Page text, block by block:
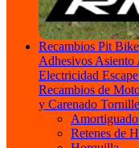
Recambios Pit Bike
Adhesivos Asiento
Electricidad Escape
Recambios de
y Carenado
Retenes de